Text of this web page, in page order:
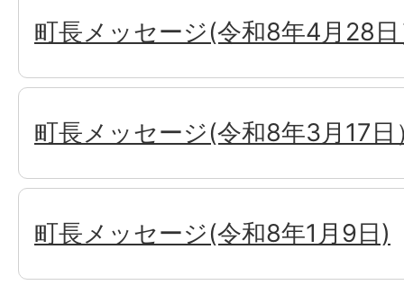
町長メッセージ(令和8年4月28
町長メッセージ(令和8年3月17日
町長メッセージ(令和8年1月9日)